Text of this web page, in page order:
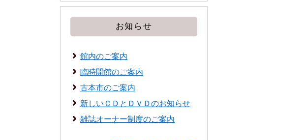
お知らせ
館内のご案内
臨時開館のご案内
古本市のご案内
新しいＣＤとＤＶＤのお知らせ
雑誌オーナー制度のご案内